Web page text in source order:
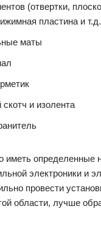
(отвертки,
пластина и
маты
и изолента
иметь определенные
электроники и
провести
области, лучше